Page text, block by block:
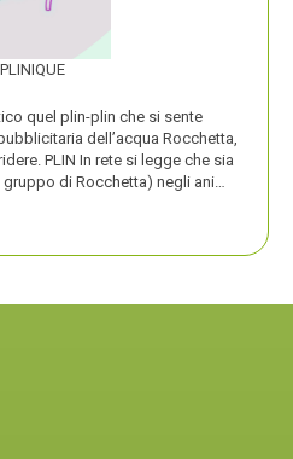
quel plin-plin che si sente
dell’acqua Rocchetta,
PLIN In rete si legge che sia
di Rocchetta) negli ani…